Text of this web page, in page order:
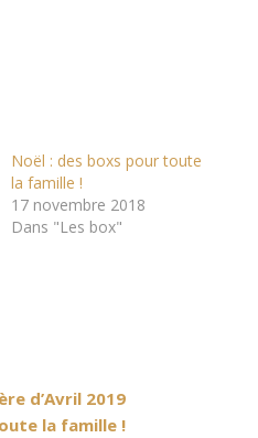
Noël : des boxs pour toute
la famille !
17 novembre 2018
Dans "Les box"
d’Avril 2019
la famille !